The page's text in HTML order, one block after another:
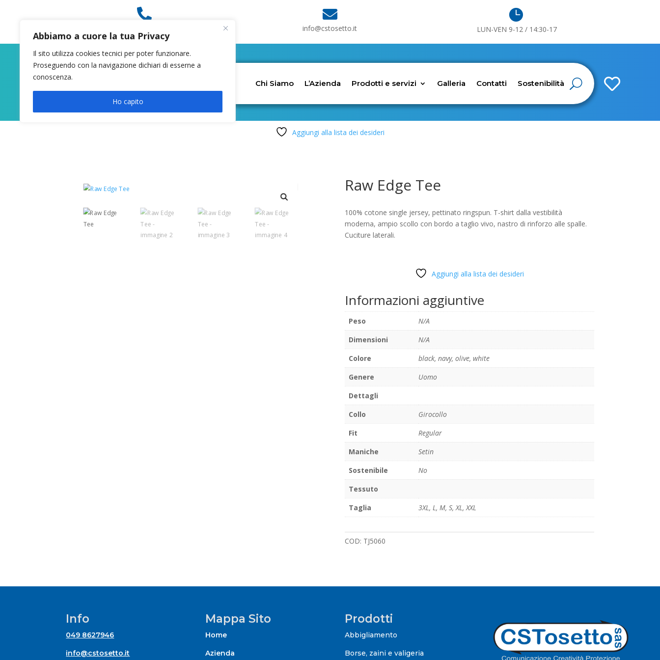
Abbiamo a cuore la tua Privacy
Il sito utilizza cookies tecnici per poter funzionare.
Proseguendo con la navigazione dichiari di esserne a
conoscenza.
Ho capito
 
info@cstosetto.it

LUN-VEN 9-12 / 14:30-17

Chi Siamo L’Azienda Prodotti e servizi Galleria Contatti Sostenibilità
Aggiungi alla lista dei desideri
Raw Edge Tee
100% cotone single jersey, pettinato ringspun. T-shirt dalla vestibilità
moderna, ampio scollo con bordo a taglio vivo, nastro di rinforzo alle spalle.
Cuciture laterali.
Aggiungi alla lista dei desideri
Informazioni aggiuntive
Peso
N/A
Dimensioni
N/A
Colore
black, navy, olive, white
Genere
Uomo
Dettagli
Collo
Girocollo
Fit
Regular
Maniche
Setin
Sostenibile
No
Tessuto
Taglia
3XL, L, M, S,XL,XXL
COD: TJ5060
Info
049 8627946
info@cstosetto.it
Mappa Sito
Home
Azienda
Prodotti
Abbigliamento
Borse, zaini e valigeria